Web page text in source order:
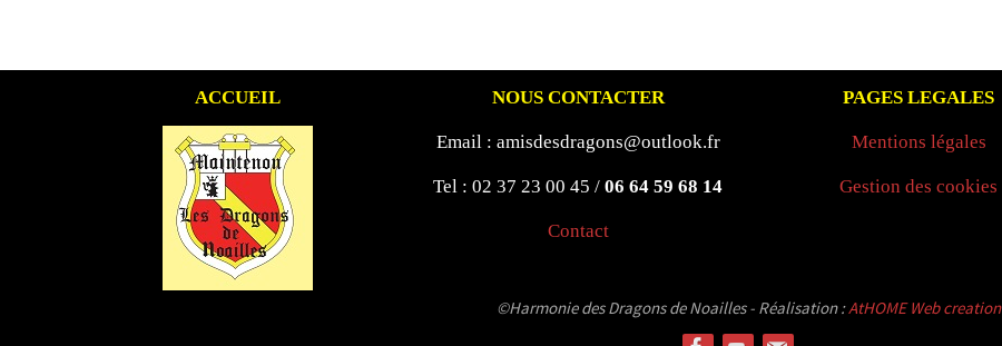
ACCUEIL NOUS CONTACTER
Email : amisdesdragons@outlook.fr
Tel : 02 37 23 00 45 / 06 64 59 68 14
Contact
PAGES LEGALES
Mentions légales
Gestion des cookies
©Harmonie des Dragons de Noailles - Réalisation :AtHOME Web creation